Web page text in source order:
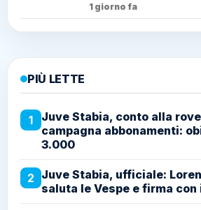
1 giorno fa
PIÙ LETTE
1
Juve Stabia, conto alla
campagna abbonamenti:
3.000
2 Juve Stabia, ufficiale:
saluta le Vespe e firma con